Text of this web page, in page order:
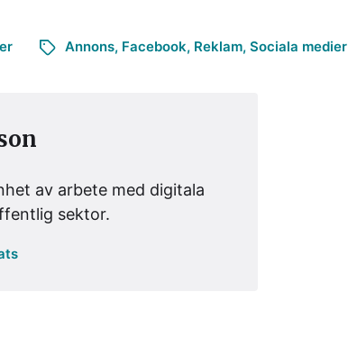
Annons, Facebook, Reklam, Sociala medier
av arbete med digitala
sektor.